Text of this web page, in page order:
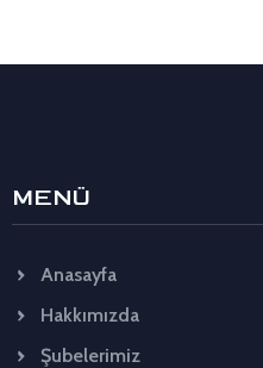
MENÜ
Anasayfa
Hakkımızda
Şubelerimiz